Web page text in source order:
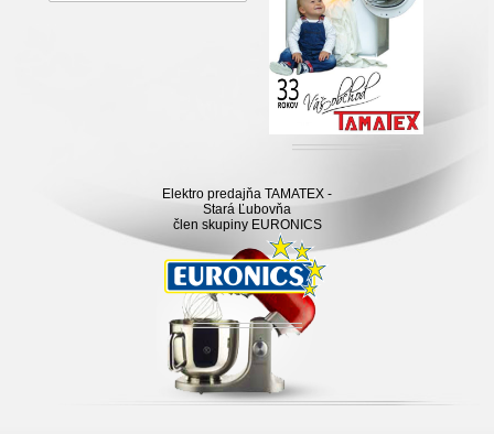
Elektro predajňa TAMATEX -
Stará Ľubovňa
člen skupiny EURONICS